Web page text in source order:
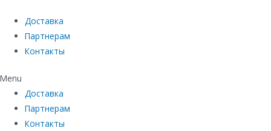
Доставка
Партнерам
Контакты
Menu
Доставка
Партнерам
Контакты